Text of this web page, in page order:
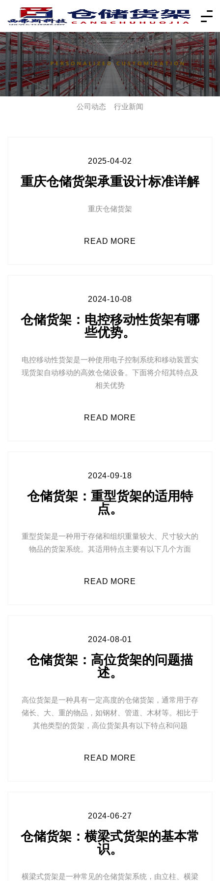
公司动态 行业新闻
2025-04-02
重庆仓储货架承重设计标准详解
重庆仓储货架
READ MORE
2024-10-08
仓储货架：电控移动性货架有哪
些优势。
电控移动性货架是一种使用电子控制系统和移动装置实
现货架自动移动的高效仓储设备。下面将介绍其特点及
相关优势
READ MORE
2024-09-18
仓储货架：重型货架的适用特
点。
重型货架是一种用于存储和组织重量较大、尺寸较大的
物品的货架系统。其适用特点主要有以下几个方面
READ MORE
2024-08-01
仓储货架：高位货架的问题描
述。
高位货架是一种具有一定高度的仓储货架，通常用于存
储长、大、重的物品，如钢材、管道、木材等。相比于
其他类型的货架，高位货架具有以下特点和问题
READ MORE
2024-06-27
仓储货架：横梁式货架的基本常
识。
横梁式货架是一种常见的仓储货架系统，由立柱、横梁